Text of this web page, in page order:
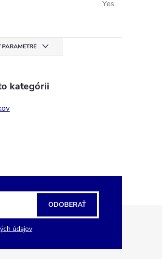
Yes
PARAMETRE
kategórii
údajov
ODOBERAŤ